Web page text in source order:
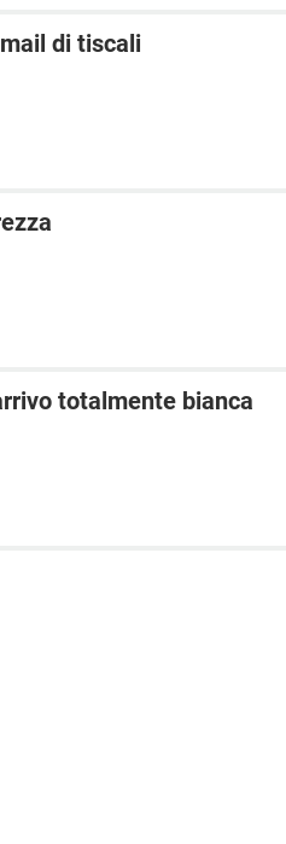
di tiscali
totalmente bianca